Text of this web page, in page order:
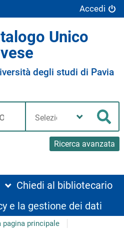
Accedi
Unico
degli studi di Pavia
Ricerca avanzata
biblioteca
Chiedi al bibliotecario
e la gestione dei dati
pagina principale